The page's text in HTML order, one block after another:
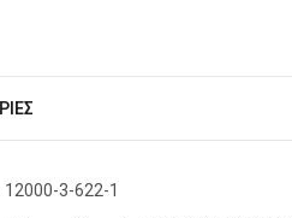
12000-3-622-1